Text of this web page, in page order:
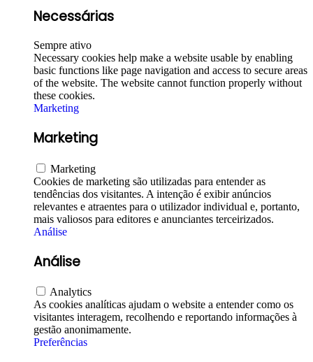
Necessárias
Sempre ativo
Necessary cookies help make a website usable by enabling
basic functions like page navigation and access to secure areas
of the website. The website cannot function properly without
these cookies.
Marketing
Marketing
Marketing
Cookies de marketing são utilizadas para entender as
tendências dos visitantes. A intenção é exibir anúncios
relevantes e atraentes para o utilizador individual e, portanto,
mais valiosos para editores e anunciantes terceirizados.
Análise
Análise
Analytics
As cookies analíticas ajudam o website a entender como os
visitantes interagem, recolhendo e reportando informações à
gestão anonimamente.
Preferências